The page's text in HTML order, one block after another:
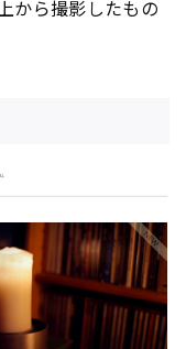
から撮影したもの